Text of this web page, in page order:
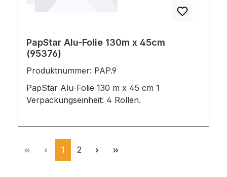
PapStar Alu-Folie 130m x 45cm
(95376)
Produktnummer: PAP.9
PapStar Alu-Folie 130 m x 45 cm 1
Verpackungseinheit: 4 Rollen.
Seite
1 Seite
2